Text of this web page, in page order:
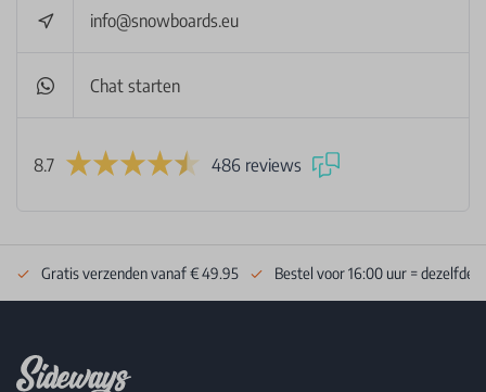
info@snowboards.eu
Chat starten
8.7 486 reviews
Gratis verzenden vanaf € 49.95 Bestel voor 16:00 uur = dezelfde